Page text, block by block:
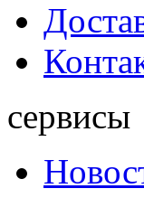
сервисы